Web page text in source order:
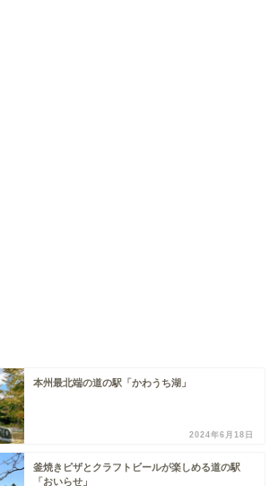
本州最北端の道の駅「かわうち湖」
2024年6月18日
釜焼きピザとクラフトビールが楽しめる道の駅
「おいらせ」